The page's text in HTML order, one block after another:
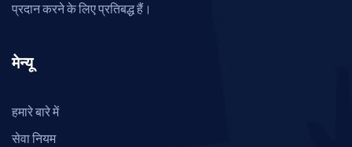
प्रदान करने के लिए प्रतिबद्ध हैं।
मेन्यू
हमारे बारे में
सेवा नियम